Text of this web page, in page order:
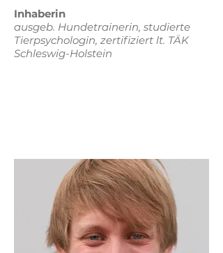
Inhaberin
ausgeb. Hundetrainerin, studierte
Tierpsychologin, zertifiziert lt. TÄK
Schleswig-Holstein